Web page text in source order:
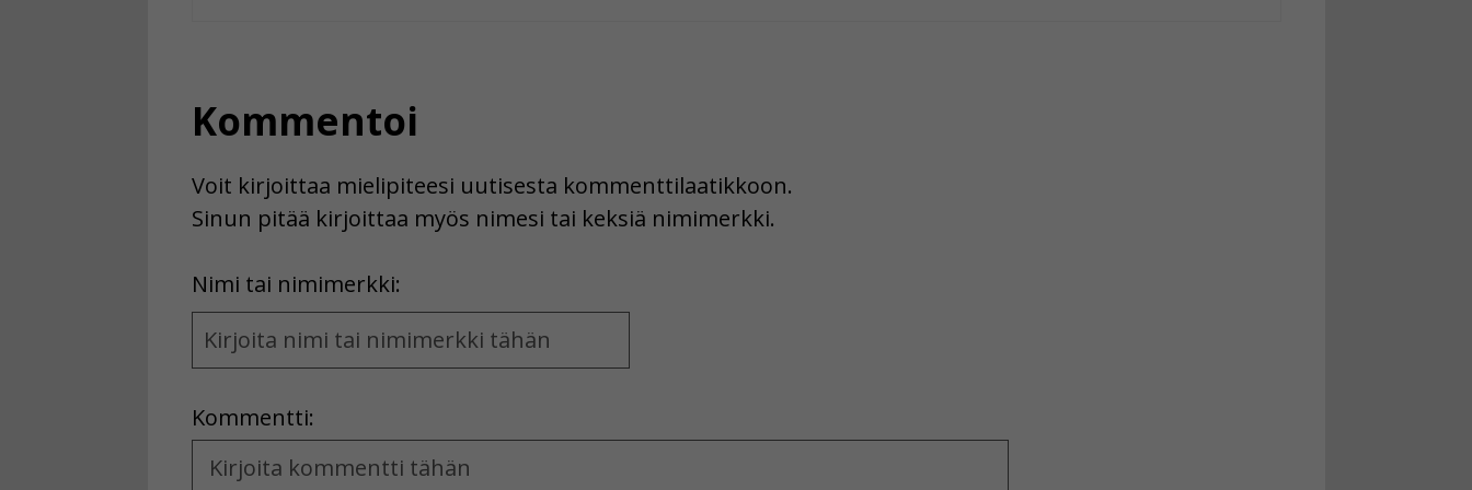
Kommentoi
Voit kirjoittaa mielipiteesi uutisesta kommenttilaatikkoon.
Sinun pitää kirjoittaa myös nimesi tai keksiä nimimerkki.
Nimi tai nimimerkki:
Name
and
Kommentti:
Kommentti